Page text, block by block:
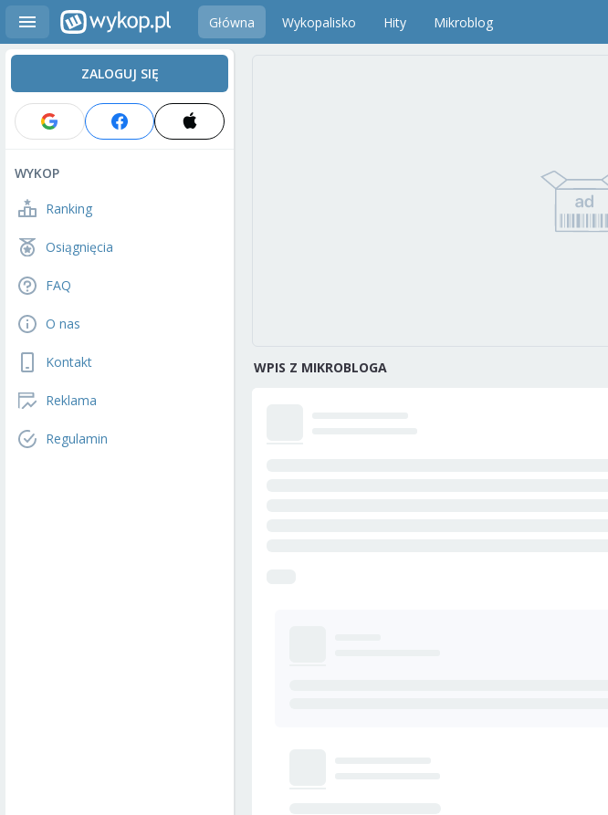
Główna Wykopalisko Hity Mikroblog
ZALOGUJ SIĘ
WYKOP
Ranking
Osiągnięcia
FAQ
O nas
Kontakt
Reklama
Regulamin
WPIS Z MIKROBLOGA